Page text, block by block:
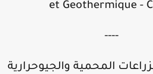
et Geothermique -
----
المحمية والجيوحرارية